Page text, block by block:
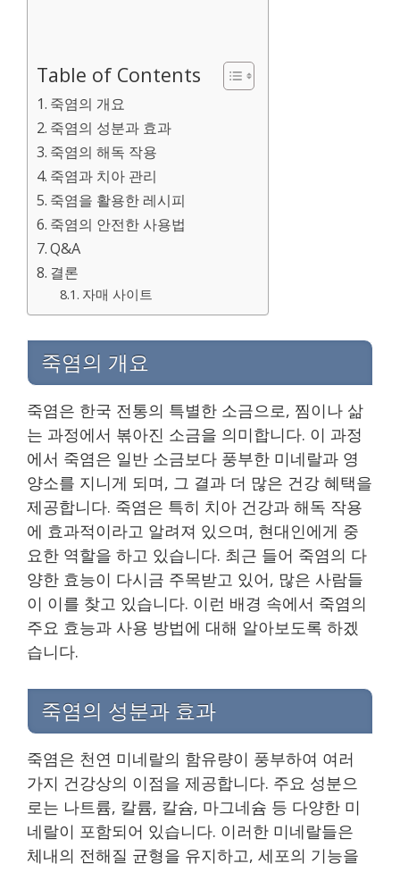
Table of Contents
죽염의 개요
죽염의 성분과 효과
죽염의 해독 작용
죽염과 치아 관리
죽염을 활용한 레시피
죽염의 안전한 사용법
Q&A
결론
자매 사이트
죽염의 개요
죽염은 한국 전통의 특별한 소금으로, 찜이나 삶
는 과정에서 볶아진 소금을 의미합니다. 이 과정
에서 죽염은 일반 소금보다 풍부한 미네랄과 영
양소를 지니게 되며, 그 결과 더 많은 건강 혜택을
제공합니다. 죽염은 특히 치아 건강과 해독 작용
에 효과적이라고 알려져 있으며, 현대인에게 중
요한 역할을 하고 있습니다. 최근 들어 죽염의 다
양한 효능이 다시금 주목받고 있어, 많은 사람들
이 이를 찾고 있습니다. 이런 배경 속에서 죽염의
주요 효능과 사용 방법에 대해 알아보도록 하겠
습니다.
죽염의 성분과 효과
죽염은 천연 미네랄의 함유량이 풍부하여 여러
가지 건강상의 이점을 제공합니다. 주요 성분으
로는 나트륨, 칼륨, 칼슘, 마그네슘 등 다양한 미
네랄이 포함되어 있습니다. 이러한 미네랄들은
체내의 전해질 균형을 유지하고, 세포의 기능을